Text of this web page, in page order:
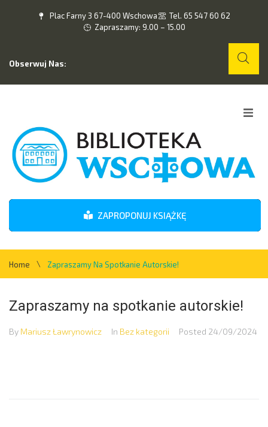
Plac Farny 3 67-400 Wschowa
Tel. 65 547 60 62
Zapraszamy: 9.00 – 15.00
Obserwuj Nas:
O nas
Wydarzenia
Kontakt
ZAPROPONUJ KSIĄŻKĘ
Home \ Zapraszamy Na Spotkanie Autorskie!
Zapraszamy na spotkanie autorskie!
By Mariusz Ławrynowicz In Bez kategorii Posted 24/09/2024